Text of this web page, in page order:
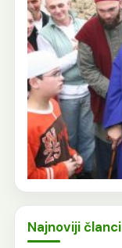
Najnoviji članci